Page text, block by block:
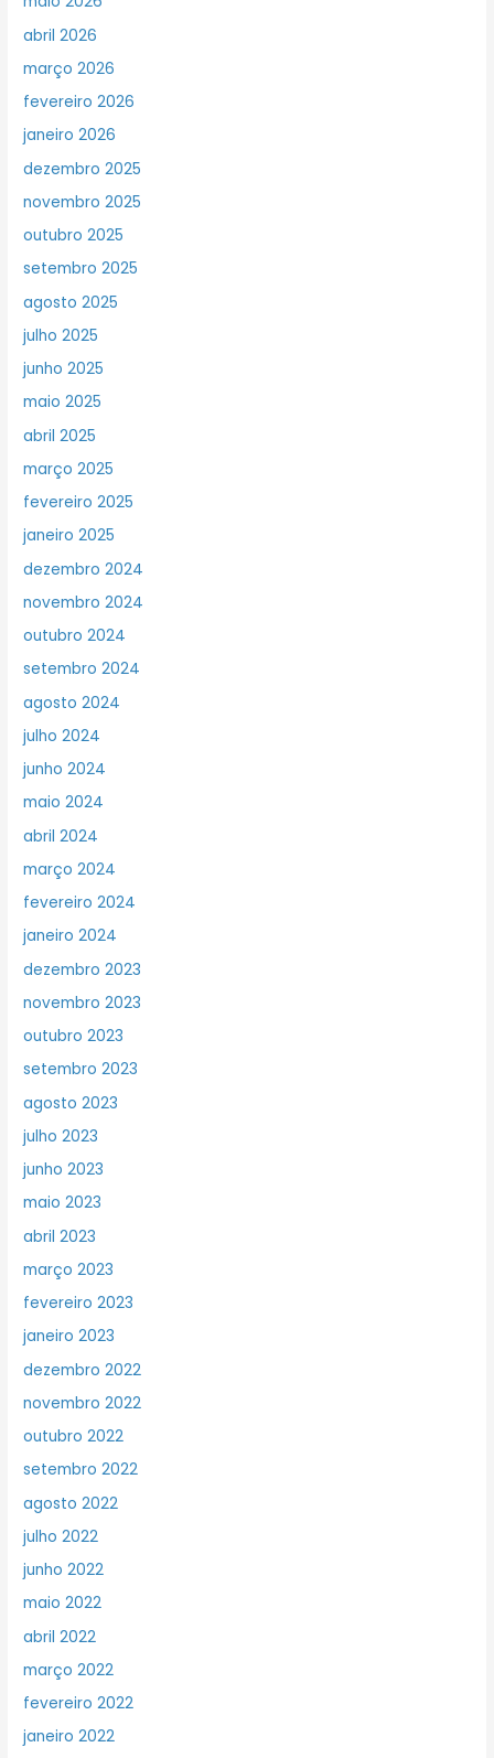
abril 2026
março 2026
fevereiro 2026
janeiro 2026
dezembro 2025
novembro 2025
outubro 2025
setembro 2025
agosto 2025
julho 2025
junho 2025
maio 2025
abril 2025
março 2025
fevereiro 2025
janeiro 2025
dezembro 2024
novembro 2024
outubro 2024
setembro 2024
agosto 2024
julho 2024
junho 2024
maio 2024
abril 2024
março 2024
fevereiro 2024
janeiro 2024
dezembro 2023
novembro 2023
outubro 2023
setembro 2023
agosto 2023
julho 2023
junho 2023
maio 2023
abril 2023
março 2023
fevereiro 2023
janeiro 2023
dezembro 2022
novembro 2022
outubro 2022
setembro 2022
agosto 2022
julho 2022
junho 2022
maio 2022
abril 2022
março 2022
fevereiro 2022
janeiro 2022